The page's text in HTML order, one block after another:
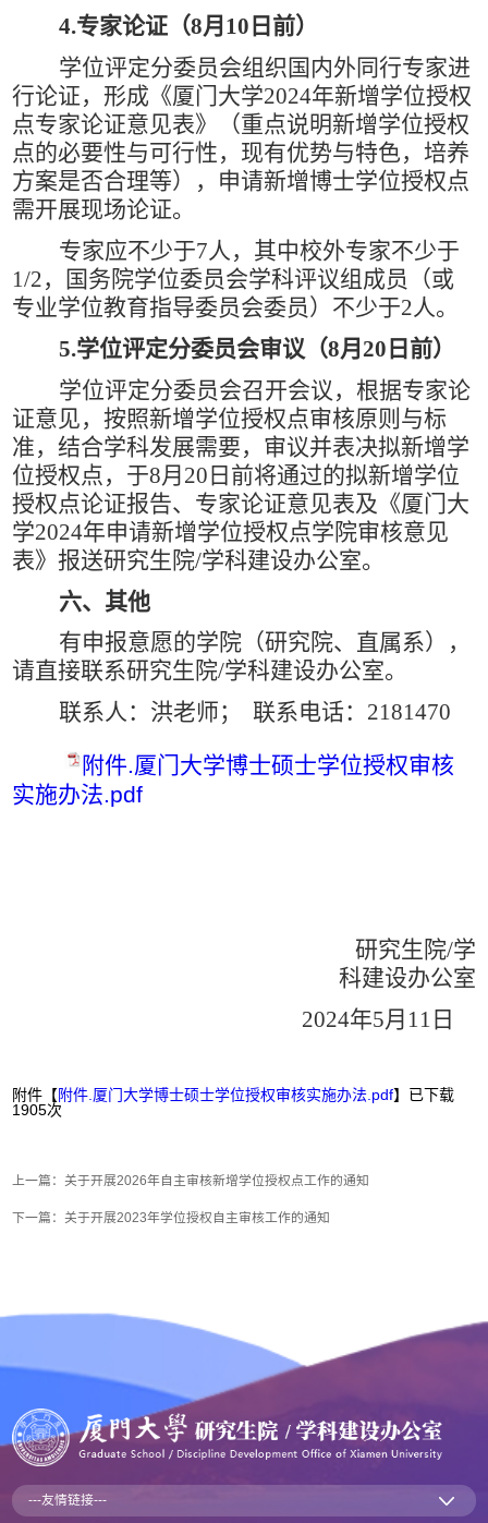
4.专家论证（8月 10 日前）
学位评定分委员会组织国内外同行专家进
行论证，形成《厦门大学2024年新增学位授权
点专家论证意见表》（重点说明新增学位授权
点的必要性与可行性，现有优势与特色，培养
方案是否合理等），申请新增博士学位授权点
需开展现场论证。
专家应不少于7人，其中校外专家不少于
1/2，国务院学位委员会学科评议组成员（或
专业学位教育指导委员会委员）不少于2人。
5.学位评定分委员会审议（8月20 日前）
学位评定分委员会召开会议，根据专家论
证意见，按照新增学位授权点审核原则与标
准，结合学科发展需要，审议并表决拟新增学
位授权点，于8月 20 日前将通过的拟新增学位
授权点论证报告、专家论证意见表及《厦门大
学2024年申请新增学位授权点学院审核意见
表》报送研究生院/学科建设办公室。
六、其他
有申报意愿的学院（研究院、直属系），
请直接联系研究生院/学科建设办公室。
联系人：洪老师；
联系电话： 2181470
附件.厦门大学博士硕士学位授权审核
实施办法.pdf
研究生院/学
科建设办公室
2024年5月 11 日
附件【附件.厦门大学博士硕士学位授权审核实施办法.pdf】已下载
1905次
上一篇：关于开展2026年自主审核新增学位授权点工作的通知
下一篇：关于开展2023年学位授权自主审核工作的通知
---友情链接---